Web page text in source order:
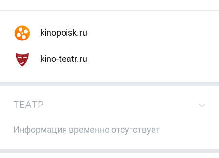
kinopoisk.ru
kino-teatr.ru
ТЕАТР
Информация временно отсутствует